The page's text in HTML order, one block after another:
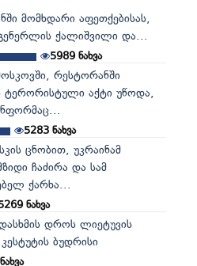
მომხდარი აფეთქებისას,
ქალიშვილი და...
5989 ნახვა
რესტორანში
ტერორისტული აქტი უწოდა,
5283ნახვა
ცნობით, უკრაინამ
ჩაძირა და სამ
ქარხა...
ნახვა
დროს ლიეტუვის
ბუდრისი